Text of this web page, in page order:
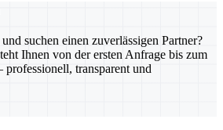
suchen einen zuverlässigen Partner?
Ihnen von der ersten Anfrage bis zum
transparent und